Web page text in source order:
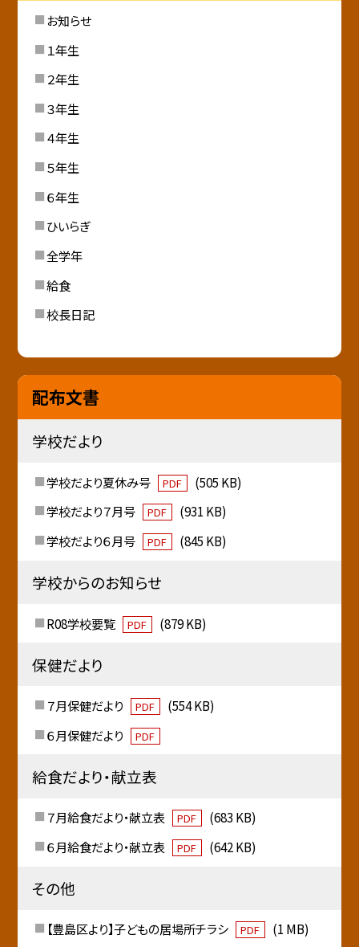
お知らせ
１年生
２年生
３年生
４年生
５年生
６年生
ひいらぎ
全学年
給食
校長日記
配布文書
学校だより
学校だより夏休み号 PDF
(505 KB)
学校だより７月号
PDF
(931 KB)
学校だより６月号
PDF (845 KB)
学校からのお知らせ
R08学校要覧 PDF (879 KB)
保健だより
７月保健だより PDF
(554 KB)
６月保健だより
PDF
給食だより・献立表
７月給食だより・献立表 PDF
(683 KB)
６月給食だより・献立表
PDF (642 KB)
その他
【豊島区より】子どもの居場所チラシ PDF
(1 MB)